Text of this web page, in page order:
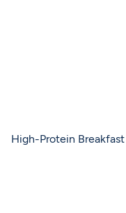
High-Protein